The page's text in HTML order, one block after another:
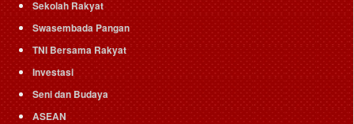
Sekolah Rakyat
Swasembada Pangan
TNI Bersama Rakyat
Investasi
Seni dan Budaya
ASEAN